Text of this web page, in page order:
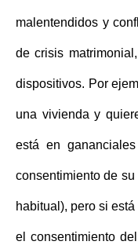
malentendidos y
de crisis
dispositivos. Por
una vivienda y
está en
consentimiento de
habitual), pero si
el consentimiento